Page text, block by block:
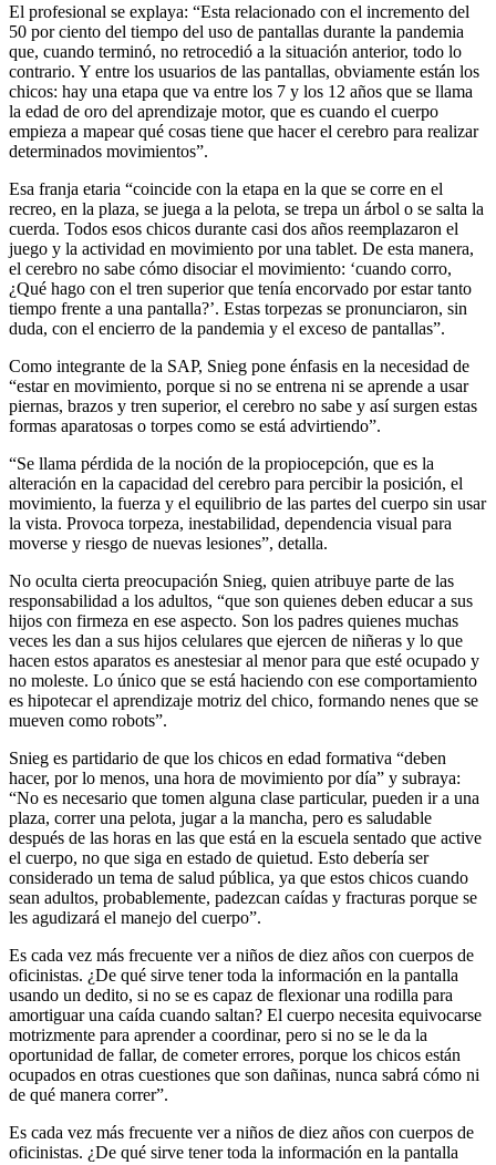
El profesional se explaya: “Esta relacionado con el incremento del
50 por ciento del tiempo del uso de pantallas durante la pandemia
que, cuando terminó, no retrocedió a la situación anterior, todo lo
contrario. Y entre los usuarios de las pantallas, obviamente están los
chicos: hay una etapa que va entre los 7 y los 12 años que se llama
la edad de oro del aprendizaje motor, que es cuando el cuerpo
empieza a mapear qué cosas tiene que hacer el cerebro para realizar
determinados movimientos”.
Esa franja etaria “coincide con la etapa en la que se corre en el
recreo, en la plaza, se juega a la pelota, se trepa un árbol o se salta la
cuerda. Todos esos chicos durante casi dos años reemplazaron el
juego y la actividad en movimiento por una tablet. De esta manera,
el cerebro no sabe cómo disociar el movimiento: ‘cuando corro,
¿Qué hago con el tren superior que tenía encorvado por estar tanto
tiempo frente a una pantalla?’. Estas torpezas se pronunciaron, sin
duda, con el encierro de la pandemia y el exceso de pantallas”.
Como integrante de la SAP, Snieg pone énfasis en la necesidad de
“estar en movimiento, porque si no se entrena ni se aprende a usar
piernas, brazos y tren superior, el cerebro no sabe y así surgen estas
formas aparatosas o torpes como se está advirtiendo”.
“Se llama pérdida de la noción de la propiocepción, que es la
alteración en la capacidad del cerebro para percibir la posición, el
movimiento, la fuerza y el equilibrio de las partes del cuerpo sin usar
la vista. Provoca torpeza, inestabilidad, dependencia visual para
moverse y riesgo de nuevas lesiones”, detalla.
No oculta cierta preocupación Snieg, quien atribuye parte de las
responsabilidad a los adultos, “que son quienes deben educar a sus
hijos con firmeza en ese aspecto. Son los padres quienes muchas
veces les dan a sus hijos celulares que ejercen de niñeras y lo que
hacen estos aparatos es anestesiar al menor para que esté ocupado y
no moleste. Lo único que se está haciendo con ese comportamiento
es hipotecar el aprendizaje motriz del chico, formando nenes que se
mueven como robots”.
Snieg es partidario de que los chicos en edad formativa “deben
hacer, por lo menos, una hora de movimiento por día” y subraya:
“No es necesario que tomen alguna clase particular, pueden ir a una
plaza, correr una pelota, jugar a la mancha, pero es saludable
después de las horas en las que está en la escuela sentado que active
el cuerpo, no que siga en estado de quietud. Esto debería ser
considerado un tema de salud pública, ya que estos chicos cuando
sean adultos, probablemente, padezcan caídas y fracturas porque se
les agudizará el manejo del cuerpo”.
Es cada vez más frecuente ver a niños de diez años con cuerpos de
oficinistas. ¿De qué sirve tener toda la información en la pantalla
usando un dedito, si no se es capaz de flexionar una rodilla para
amortiguar una caída cuando saltan? El cuerpo necesita equivocarse
motrizmente para aprender a coordinar, pero si no se le da la
oportunidad de fallar, de cometer errores, porque los chicos están
ocupados en otras cuestiones que son dañinas, nunca sabrá cómo ni
de qué manera correr”.
Es cada vez más frecuente ver a niños de diez años con cuerpos de
oficinistas. ¿De qué sirve tener toda la información en la pantalla